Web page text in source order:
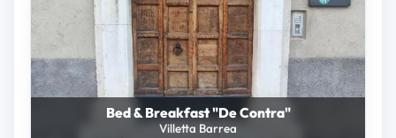
Bed & Breakfast "De Contra"
Villetta Barrea